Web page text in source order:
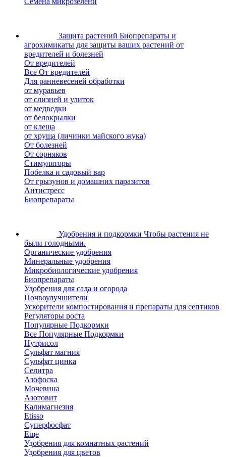
Защита растений Биопрепараты и
агрохимикаты для защиты ваших растений от
вредителей и болезней
От вредителей
Все От вредителей
Для ранневесеней обработки
от муравьев
от слизней и улиток
от медведки
от белокрылки
от клеща
от хруща (личинки майского жука)
От болезней
От сорняков
Стимуляторы
Побелка и садовый вар
От грызунов и домашних паразитов
Антистресс
Биопрепараты
Удобрения и подкормки Чтобы растения не
были голодными.
Органические удобрения
Минеральные удобрения
Микробиологические удобрения
Биопрепараты
Удобрения для сада и огорода
Почвоулучшители
Ускорители компостирования и препараты для септиков
Регуляторы роста
Популярные Подкормки
Все Популярные Подкормки
Нутрисол
Сульфат магния
Сульфат цинка
Селитра
Азофоска
Мочевина
Азотовит
Калимагнезия
Etisso
Суперфосфат
Еще
Удобрения для комнатных растений
Удобрения для цветов